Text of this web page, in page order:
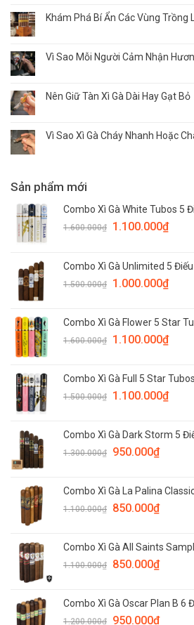
Khám Phá Bí Ẩn Các Vùng Trồng
Vì Sao Mỗi Người Cảm Nhận
Nên Giữ Tàn Xì Gà Dài Hay Gạt Bỏ
Vì Sao Xì Gà Cháy Nhanh Hoặc
Sản phẩm mới
Combo Xì Gà White Tubos 5
1.600.000₫ 1.100.000₫
Combo Xì Gà Unlimited 5 Điếu
1.500.000₫ 1.000.000₫
Combo Xì Gà Flower 5 Star
1.600.000₫ 1.100.000₫
Combo Xì Gà Full 5 Star
1.500.000₫ 1.100.000₫
Combo Xì Gà Dark Storm 5
1.300.000₫ 950.000₫
Combo Xì Gà La Palina
1.100.000₫ 850.000₫
Combo Xì Gà All Saints
1.100.000₫ 850.000₫
Combo Xì Gà Oscar Plan B 6
1.200.000₫ 950.000₫